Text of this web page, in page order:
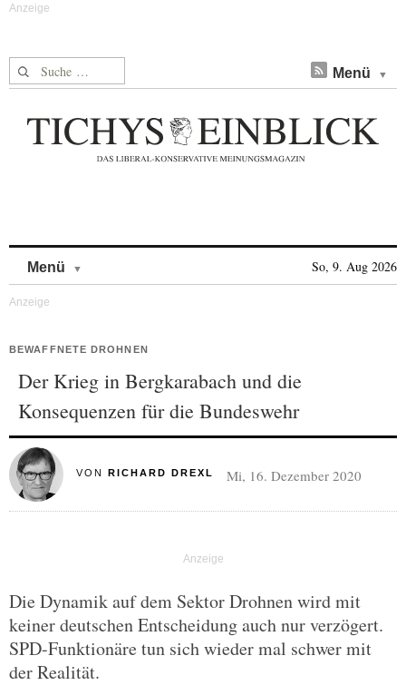
Suche nach: Menü
Menü So, 9. Aug 2026
BEWAFFNETE DROHNEN
Der Krieg in Bergkarabach und die
Konsequenzen für die Bundeswehr
VON RICHARD DREXL Mi, 16. Dezember 2020
Die Dynamik auf dem Sektor Drohnen wird mit
keiner deutschen Entscheidung auch nur verzögert.
SPD-Funktionäre tun sich wieder mal schwer mit
der Realität.